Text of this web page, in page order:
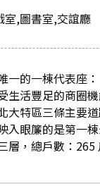
室,圖書室,交誼廳
一的一棟代表座
生活豐足的商圈
大特區三條主要
入眼簾的是第一
層，總戶數：